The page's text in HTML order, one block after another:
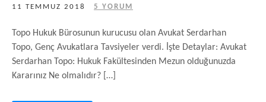
11 TEMMUZ 2018 5 YORUM
Topo Hukuk Bürosunun kurucusu olan Avukat Serdarhan
Topo, Genç Avukatlara Tavsiyeler verdi. İşte Detaylar: Avukat
Serdarhan Topo: Hukuk Fakültesinden Mezun olduğunuzda
Kararınız Ne olmalıdır? […]